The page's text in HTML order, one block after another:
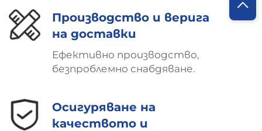
Производство и верига
на доставки
Ефективно производство,
безпроблемно снабдяване.
Осигуряване на
качеството и